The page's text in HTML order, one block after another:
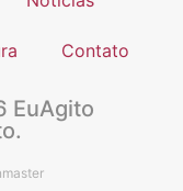
Contato
EuAgito